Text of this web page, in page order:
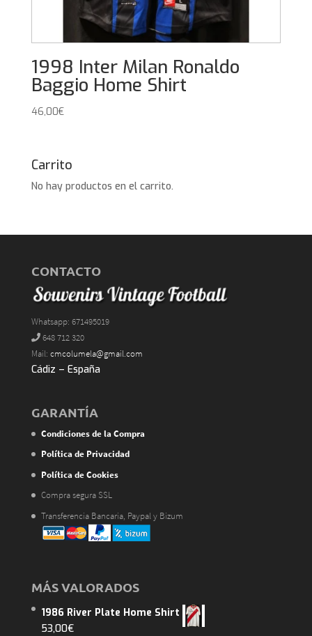
1998 Inter Milan Ronaldo
Baggio Home Shirt
46,00€
Carrito
No hay productos en el carrito.
CONTACTO
Whatsapp: 671495019
648 712 320
Mail: cmcolumela@gmail.com
Cádiz – España
GARANTÍA
Condiciones de la Compra
Política de Privacidad
Política de Cookies
Compra segura SSL
Transferencia Bancaria, Paypal y Bizum
MÁS VALORADOS
1986 River Plate Home Shirt
53,00€